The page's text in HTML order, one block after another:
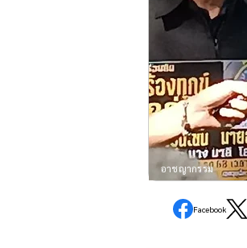
อาชญากรรม
Facebook